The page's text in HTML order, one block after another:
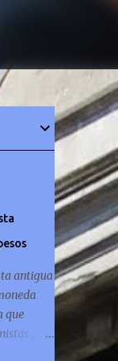
antigua
que
y a